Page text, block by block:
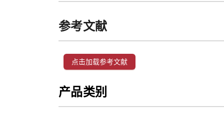
参考文献
点击加载参考文献
产品类别